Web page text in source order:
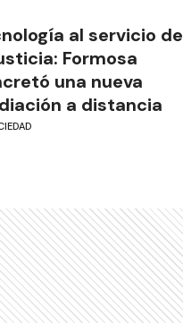
al servicio de
Formosa
una nueva
a distancia